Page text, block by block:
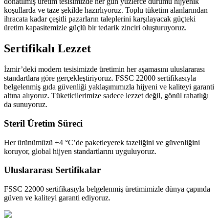
koşullarda ve taze şekilde hazırlıyoruz. Toplu tüketim alanlarından
ihracata kadar çeşitli pazarların taleplerini karşılayacak güçteki
üretim kapasitemizle güçlü bir tedarik zinciri oluşturuyoruz.
Sertifikalı Lezzet
İzmir’deki modern tesisimizde üretimin her aşamasını uluslararası
standartlara göre gerçekleştiriyoruz. FSSC 22000 sertifikasıyla
belgelenmiş gıda güvenliği yaklaşımımızla hijyeni ve kaliteyi garanti
altına alıyoruz. Tüketicilerimize sadece lezzet değil, gönül rahatlığı
da sunuyoruz.
Steril Üretim Süreci
Her ürünümüzü +4 °C’de paketleyerek tazeliğini ve güvenliğini
koruyor, global hijyen standartlarını uyguluyoruz.
Uluslararası Sertifikalar
FSSC 22000 sertifikasıyla belgelenmiş üretimimizle dünya çapında
güven ve kaliteyi garanti ediyoruz.